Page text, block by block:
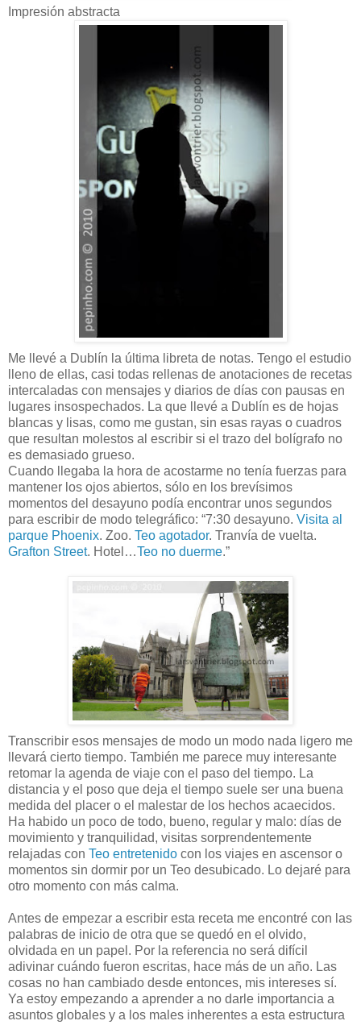
Impresión abstracta
Me llevé a Dublín la última libreta de notas. Tengo el estudio
lleno de ellas, casi todas rellenas de anotaciones de recetas
intercaladas con mensajes y diarios de días con pausas en
lugares insospechados. La que llevé a Dublín es de hojas
blancas y lisas, como me gustan, sin esas rayas o cuadros
que resultan molestos al escribir si el trazo del bolígrafo no
es demasiado grueso.
Cuando llegaba la hora de acostarme no tenía fuerzas para
mantener los ojos abiertos, sólo en los brevísimos
momentos del desayuno podía encontrar unos segundos
para escribir de modo telegráfico: “7:30 desayuno. Visita al
parque Phoenix. Zoo. Teo agotador. Tranvía de vuelta.
Grafton Street. Hotel…Teo no duerme.”
Transcribir esos mensajes de modo un modo nada ligero me
llevará cierto tiempo. También me parece muy interesante
retomar la agenda de viaje con el paso del tiempo. La
distancia y el poso que deja el tiempo suele ser una buena
medida del placer o el malestar de los hechos acaecidos.
Ha habido un poco de todo, bueno, regular y malo: días de
movimiento y tranquilidad, visitas sorprendentemente
relajadas con Teo entretenido con los viajes en ascensor o
momentos sin dormir por un Teo desubicado. Lo dejaré para
otro momento con más calma.
Antes de empezar a escribir esta receta me encontré con las
palabras de inicio de otra que se quedó en el olvido,
olvidada en un papel. Por la referencia no será difícil
adivinar cuándo fueron escritas, hace más de un año. Las
cosas no han cambiado desde entonces, mis intereses sí.
Ya estoy empezando a aprender a no darle importancia a
asuntos globales y a los males inherentes a esta estructura